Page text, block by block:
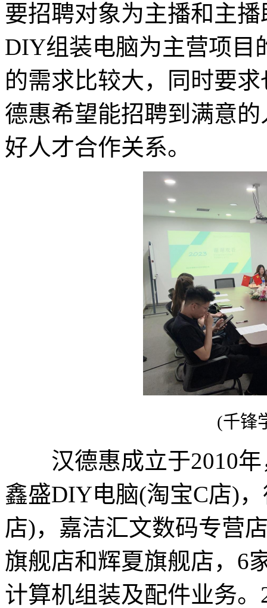
要招聘对象为主播和主
DIY组装电脑为主营项目
的需求比较大，同时要
德惠希望能招聘到满意
好人才合作关系。
(千锋
汉德惠成立于2010年
鑫盛DIY电脑(淘宝C店)
店)，嘉洁汇文数码专营
旗舰店和辉夏旗舰店，6
计算机组装及配件业务